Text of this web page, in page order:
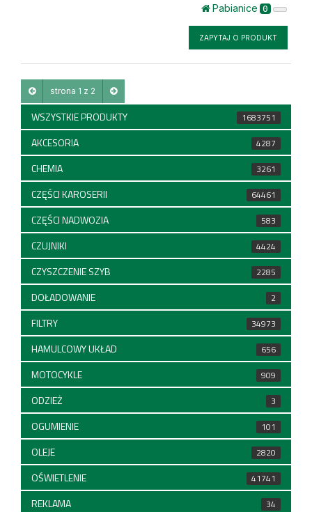
Pabianice 0
ZAPYTAJ O PRODUKT
strona 1 z 2
WSZYSTKIE PRODUKTY 1683751
AKCESORIA 4287
CHEMIA 3261
CZĘŚCI KAROSERII 64461
CZĘŚCI NADWOZIA 583
CZUJNIKI 4424
CZYSZCZENIE SZYB 2285
DOŁADOWANIE 2
FILTRY 34973
HAMULCOWY UKŁAD 656
MOTOCYKLE 909
ODZIEŻ 3
OGUMIENIE 101
OLEJE 2820
OŚWIETLENIE 41741
REKLAMA 34